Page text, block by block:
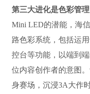
第三大进化是色彩管理
Mini LED的潜能，海
路色彩系统，包括运
控台等功能，以端到
位内容创作者的意图
身赛场，沉浸3A大作